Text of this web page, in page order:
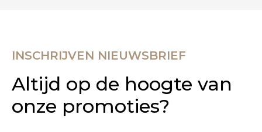
INSCHRIJVEN NIEUWSBRIEF
Altijd op de hoogte van
onze promoties?